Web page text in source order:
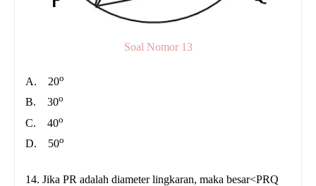
Soal Nomor 13
A. 20o
B. 30o
C. 40o
D. 50o
14. Jika PR adalah diameter lingkaran, maka besar<PRQ